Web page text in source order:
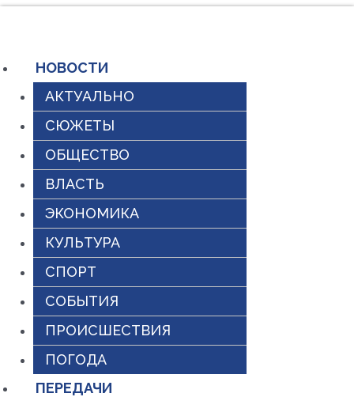
содержимому
НОВОСТИ
АКТУАЛЬНО
СЮЖЕТЫ
ОБЩЕСТВО
ВЛАСТЬ
ЭКОНОМИКА
КУЛЬТУРА
СПОРТ
СОБЫТИЯ
ПРОИСШЕСТВИЯ
ПОГОДА
ПЕРЕДАЧИ